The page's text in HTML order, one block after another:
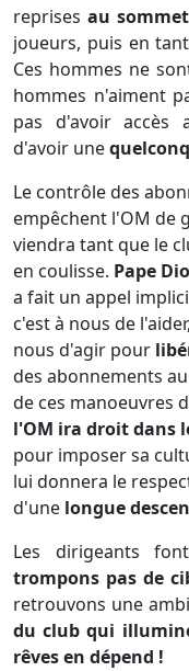
reprises au
joueurs, puis en
Ces hommes ne
hommes n'aiment
pas d'avoir accès
d'avoir une
Le contrôle des
empêchent l'OM de
viendra tant que le
en coulisse. Pape
a fait un appel
c'est à nous de
nous d'agir pour
des abonnements
de ces manoeuvres
l'OM ira droit dans
pour imposer sa
lui donnera le
d'une longue
Les dirigeants
trompons pas de
retrouvons une
du club qui
rêves en dépend !